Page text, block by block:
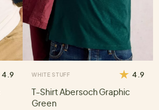
4.9 WHITE STUFF 4.9
T-Shirt Abersoch Graphic
Green